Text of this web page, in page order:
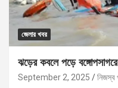
জেলার খবর
ঝড়ের কবলে পড়ে
September 2, 2025 নিজস্ব